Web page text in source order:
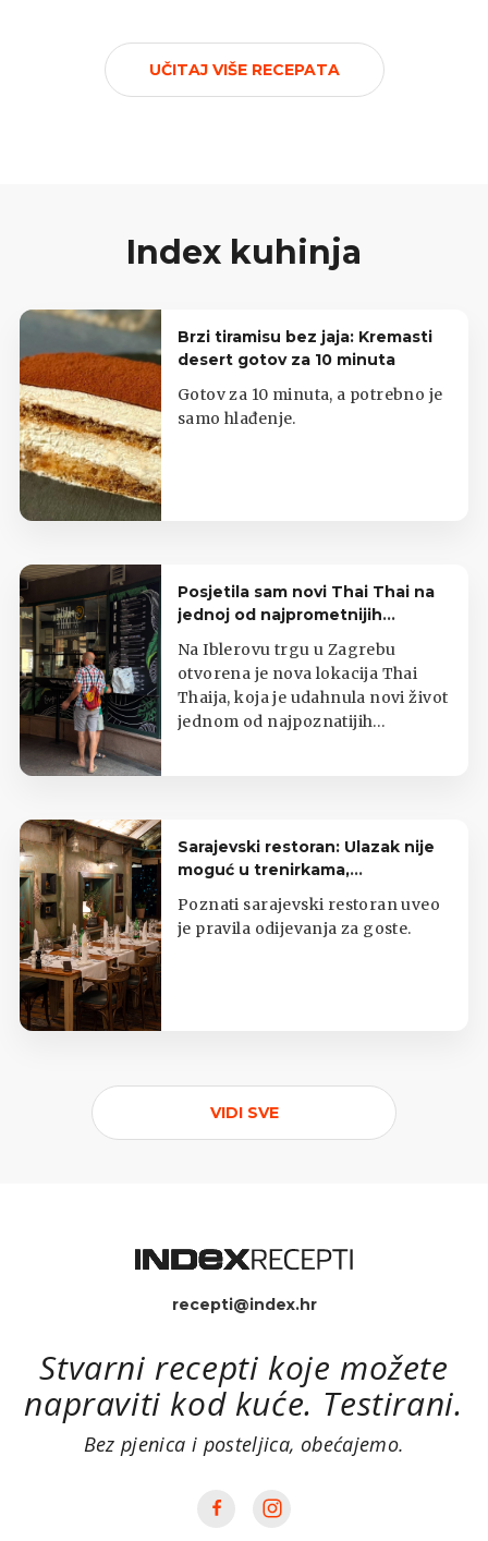
UČITAJ VIŠE RECEPATA
Index kuhinja
Brzi tiramisu bez jaja: Kremasti
desert gotov za 10 minuta
Gotov za 10 minuta, a potrebno je
samo hlađenje.
Posjetila sam novi Thai Thai na
jednoj od najprometnijih
zagrebačkih lokacija
Na Iblerovu trgu u Zagrebu
otvorena je nova lokacija Thai
Thaija, koja je udahnula novi život
jednom od najpoznatijih
Sarajevski restoran: Ulazak nije
moguć u trenirkama,
potkošuljama i japankama
Poznati sarajevski restoran uveo
je pravila odijevanja za goste.
VIDI SVE
recepti@index.hr
Stvarni recepti koje možete
napraviti kod kuće. Testirani.
Bez pjenica i posteljica, obećajemo.